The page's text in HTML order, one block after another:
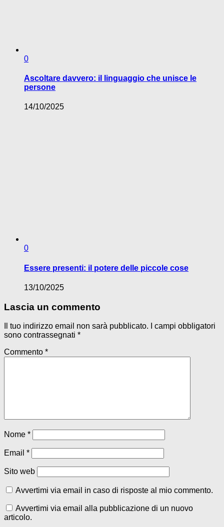
0
Ascoltare davvero: il linguaggio che unisce le
persone
14/10/2025
0
Essere presenti: il potere delle piccole cose
13/10/2025
Lascia un commento
Il tuo indirizzo email non sarà pubblicato.
I campi obbligatori
sono contrassegnati *
Commento *
Nome *
Email *
Sito web
Avvertimi via email in caso di risposte al mio commento.
Avvertimi via email alla pubblicazione di un nuovo
articolo.